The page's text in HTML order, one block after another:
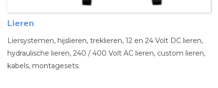
Lieren
Liersystemen, hijslieren, treklieren, 12 en 24 Volt DC lieren,
hydraulische lieren, 240 / 400 Volt AC lieren, custom lieren,
kabels, montagesets.